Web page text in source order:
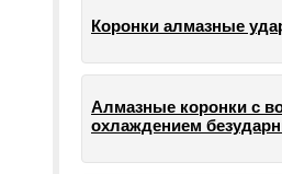
Коронки алмазные
Алмазные коронки с
охлаждением